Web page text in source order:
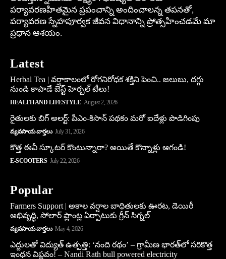
పర్యావరణహితమైన ప్రపంచాన్ని అందించాలన్న తపనతో,
పర్యావరణ స్నేహపూర్వక జీవన విధానాన్ని ప్రోత్సహించడమే మా
ప్రధాన ఆశయం.
Latest
Herbal Tea | వర్షాకాలంలో రోగనిరోధక శక్తిని పెంచి.. జలుబు, దగ్గు
నుండి కాపాడే బెస్ట్ హెర్బల్ టీలు!
HEALTH AND LIFESTYLE August 2, 2026
రైతులకు బిగ్ అలర్ట్: పీఎం-కిసాన్ పథకం మరో ఐదేళ్లు పొడిగింపు
వ్యవసాయ వార్తలు July 31, 2026
కొత్త ఈవీ స్కూట‌ర్ కొంటున్నారా? అయితే కొన్నాళ్లు ఆగండి!
E-SCOOTERS July 22, 2026
Popular
Farmers Support | అకాల వర్షాల బాధితులకు ఊరట, డెయిరీ
అభివృద్ధి, సోలార్ ప్లాంట్ల ఏర్పాటుకు గ్రీన్‌ సిగ్నల్
వ్యవసాయ వార్తలు May 4, 2026
ఎద్దులతో విద్యుత్ ఉత్పత్తి: ‘నంది రథం’ – గ్రామీణ భారత్‌లో సరికొత్త
ఇంధన విప్లవం! – Nandi Rath bull powered electricity